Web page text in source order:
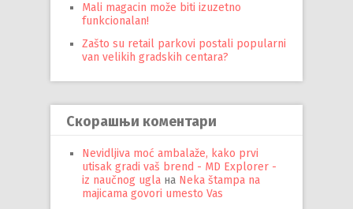
Mali magacin može biti izuzetno
funkcionalan!
Zašto su retail parkovi postali popularni
van velikih gradskih centara?
Скорашњи коментари
Nevidljiva moć ambalaže, kako prvi
utisak gradi vaš brend - MD Explorer -
iz naučnog ugla на Neka štampa na
majicama govori umesto Vas